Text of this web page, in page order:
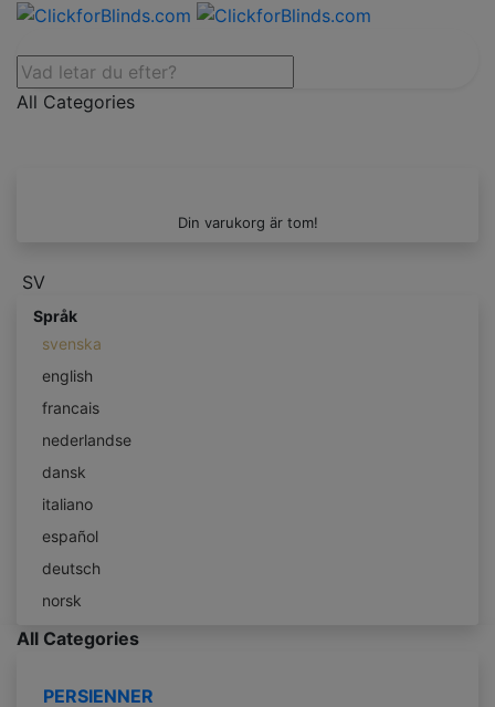
All Categories
Din varukorg är tom!
SV
Språk
svenska
english
francais
nederlandse
dansk
italiano
español
deutsch
norsk
All Categories
PERSIENNER